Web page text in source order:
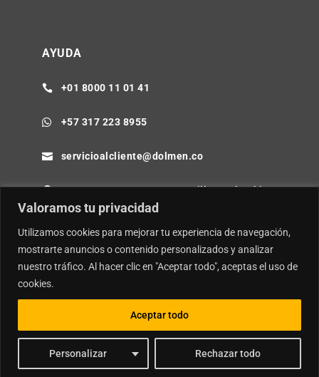
Valoramos tu privacidad
Utilizamos cookies para mejorar tu experiencia de navegación,
mostrarte anuncios o contenido personalizados y analizar
nuestro tráfico. Al hacer clic en "Aceptar todo", aceptas el uso de
cookies.
Personalizar Rechazar todo
Aceptar todo
AYUDA
 +01 8000 11 01 41
 +57 317 223 8955
 servicioalcliente@dolmen.co
 Cra 64B No. 85-80 Barranquilla - Colombia
© CopyrightDolmen SA.| Desarrollador porIdeamosweb.
Política de Seguridad de la Información e Inteligencia Artificial